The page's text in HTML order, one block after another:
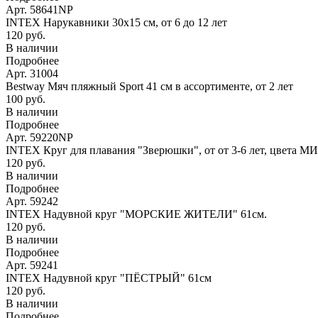
Арт. 58641NP
INTEX Нарукавники 30х15 см, от 6 до 12 лет
120 руб.
В наличии
Подробнее
Арт. 31004
Bestway Мяч пляжный Sport 41 см в ассортименте, от 2 лет
100 руб.
В наличии
Подробнее
Арт. 59220NP
INTEX Круг для плавания "Зверюшки", от от 3-6 лет, цвета
120 руб.
В наличии
Подробнее
Арт. 59242
INTEX Надувной круг "МОРСКИЕ ЖИТЕЛИ" 61см.
120 руб.
В наличии
Подробнее
Арт. 59241
INTEX Надувной круг "ПЁСТРЫЙ" 61см
120 руб.
В наличии